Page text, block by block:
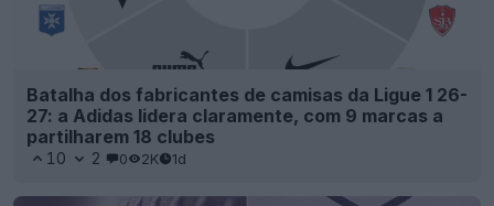
Batalha dos fabricantes de camisas da Ligue 1 26-
27: a Adidas lidera claramente, com 9 marcas a
partilharem 18 clubes
10 2 0 2K 1d